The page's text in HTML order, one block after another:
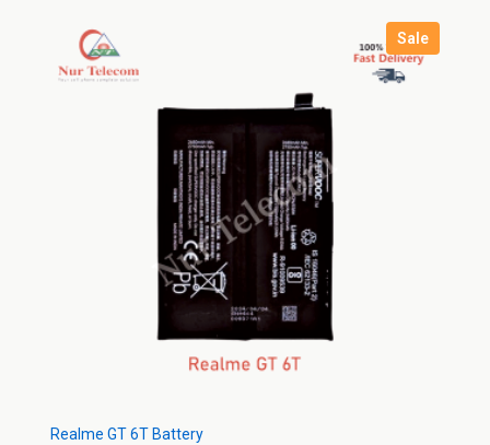
Sale
Realme GT 6T Battery